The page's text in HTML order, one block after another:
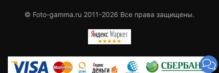
© Foto-gamma.ru 2011-2026 Все права защищены.